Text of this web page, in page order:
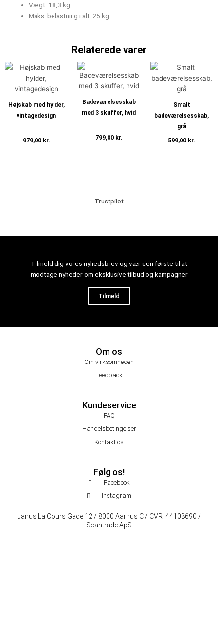
Vægt: 18,3 kg
Maks. belastning i alt: 25 kg
Relaterede varer
Højskab med hylder,
vintagedesign
979,00 kr.
Badeværelsesskab
med 3 skuffer, hvid
799,00 kr.
Smalt
badeværelsesskab,
grå
599,00 kr.
Trustpilot
Tilmeld dig vores nyhedsbrev og vær den første til at
modtage nyheder om eksklusive tilbud og kampagner
Tilmeld
Om os
Om virksomheden
Feedback
Kundeservice
FAQ
Handelsbetingelser
Kontakt os
Følg os!
Facebook
Instagram
Janus La Cours Gade 12 / 8000 Aarhus C / CVR: 44108690 /
Scantrade ApS